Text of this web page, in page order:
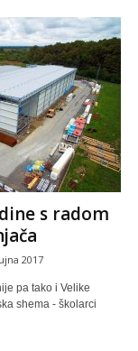
s radom
2017
pa tako i Velike
shema - školarci